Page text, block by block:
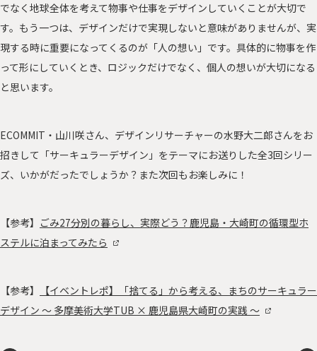
でなく地球全体を考えて物事や仕事をデザインしていくことが大切で
す。もう一つは、デザインだけで実現しないと意味がありませんが、実
現する時に重要になってくるのが「人の想い」です。具体的に物事を作
って形にしていくとき、ロジックだけでなく、個人の想いが大切になる
と思います。
ECOMMIT・山川咲さん、デザインリサーチャーの水野大二郎さんをお
招きして「サーキュラーデザイン」をテーマにお送りした全3回シリー
ズ、いかがだったでしょうか？また次回もお楽しみに！
【参考】 ごみ27分別の暮らし、実際どう？鹿児島・大崎町の循環型ホ
ステルに泊まってみたら
【参考】
【イベントレポ】「捨てる」から考える、まちのサーキュラー
デザイン 〜 多摩美術大学TUB × 鹿児島県大崎町の実践 〜